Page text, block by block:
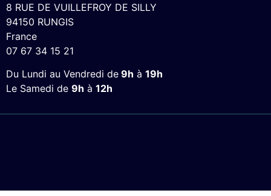
8 RUE DE VUILLEFROY DE SILLY
94150 RUNGIS
France
07 67 34 15 21
Du Lundi au Vendredi de 9h à 19h
Le Samedi de 9h à 12h